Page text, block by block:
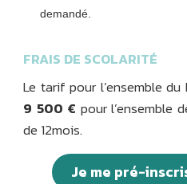
demandé.
FRAIS DE SCOLARITÉ
Le tarif pour l’ensemble
9 500 € pour l’ensemble
de 12mois.
Je me pré-